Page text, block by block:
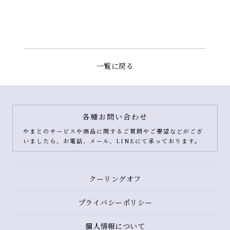
一覧に戻る
各種お問い合わせ
やまとのサービスや商品に関するご質問やご要望などがござ
いましたら、お電話、メール、LINEにて承っております。
クーリングオフ
プライバシーポリシー
個人情報について